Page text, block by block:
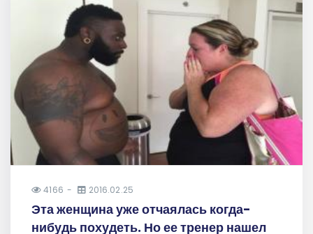
4166 2016.02.25
Эта женщина уже отчаялась когда-
нибудь похудеть. Но ее тренер нашел